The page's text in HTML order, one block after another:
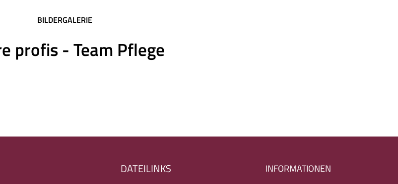
BILDERGALERIE
profis - Team Pflege
DATEILINKS INFORMATIONEN